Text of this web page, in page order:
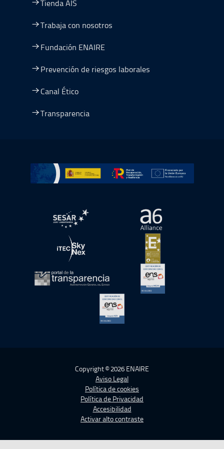
Tienda AIS
Trabaja con nosotros
Fundación ENAIRE
Prevención de riesgos laborales
Canal Ético
Transparencia
Ir a Plan de Recuperación, Transformación y
abre en ventana nueva abre en ventana
abre en ventana nueva abre en ventana
abre en ventana nueva
Copyright © 2026 ENAIRE
Aviso Legal
Política de cookies
Política de Privacidad
Accesibilidad
Activar alto contraste